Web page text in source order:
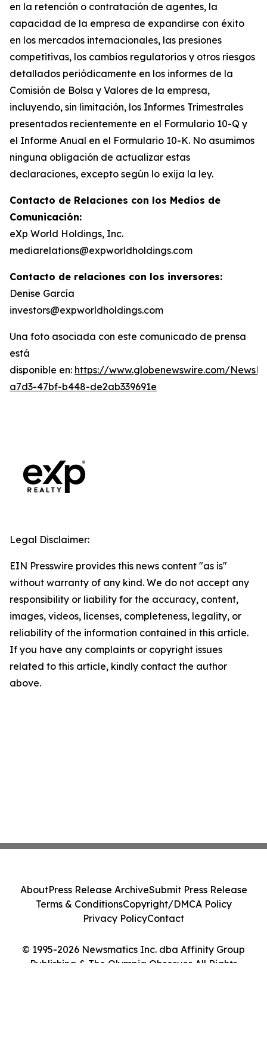
en la retención o contratación de agentes, la
capacidad de la empresa de expandirse con éxito
en los mercados internacionales, las presiones
competitivas, los cambios regulatorios y otros riesgos
detallados periódicamente en los informes de la
Comisión de Bolsa y Valores de la empresa,
incluyendo, sin limitación, los Informes Trimestrales
presentados recientemente en el Formulario 10-Q y
el Informe Anual en el Formulario 10-K. No asumimos
ninguna obligación de actualizar estas
declaraciones, excepto según lo exija la ley.
Contacto de Relaciones con los Medios de
Comunicación:
eXp World Holdings, Inc.
mediarelations@expworldholdings.com
Contacto de relaciones con los inversores:
Denise García
investors@expworldholdings.com
Una foto asociada con este comunicado de prensa
está
disponible en: https://www.globenewswire.com/
a7d3-47bf-b448-de2ab339691e
Legal Disclaimer:
EIN Presswire provides this news content "as is"
without warranty of any kind. We do not accept any
responsibility or liability for the accuracy, content,
images, videos, licenses, completeness, legality, or
reliability of the information contained in this article.
If you have any complaints or copyright issues
related to this article, kindly contact the author
above.
© 1995-2026 Newsmatics Inc. dba Affinity Group
Publishing & The Olympia Observer. All Rights
AboutPress Release ArchiveSubmit Press Release
Terms & ConditionsCopyright/DMCA Policy
Privacy PolicyContact